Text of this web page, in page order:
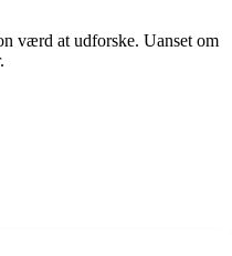
værd at udforske. Uanset om